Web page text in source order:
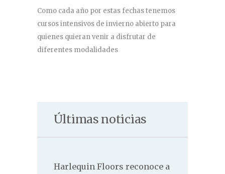
Como cada año por estas fechas tenemos
cursos intensivos de invierno abierto para
quienes quieran venir a disfrutar de
diferentes modalidades
Últimas noticias
Harlequin Floors reconoce a